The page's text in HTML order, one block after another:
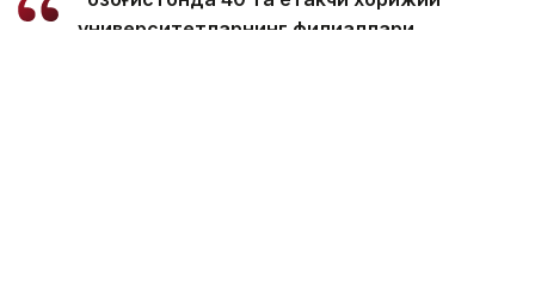
университетларнинг филиаллари